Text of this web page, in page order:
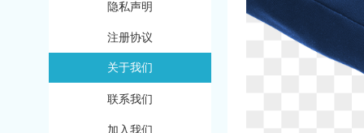
隐私声明
注册协议
关于我们
联系我们
加入我们